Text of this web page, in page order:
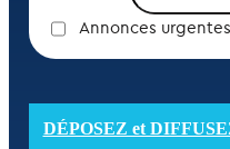
Annonces urgentes
DÉPOSEZ et